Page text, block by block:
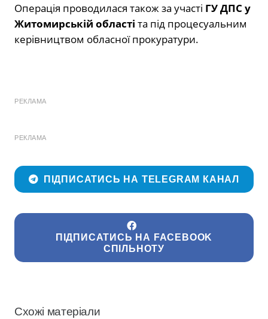
Операція проводилася також за участі ГУ ДПС у
Житомирській області та під процесуальним
керівництвом обласної прокуратури.
РЕКЛАМА
РЕКЛАМА
ПІДПИСАТИСЬ НА TELEGRAM КАНАЛ
ПІДПИСАТИСЬ НА FACEBOOK
СПІЛЬНОТУ
Схожі матеріали